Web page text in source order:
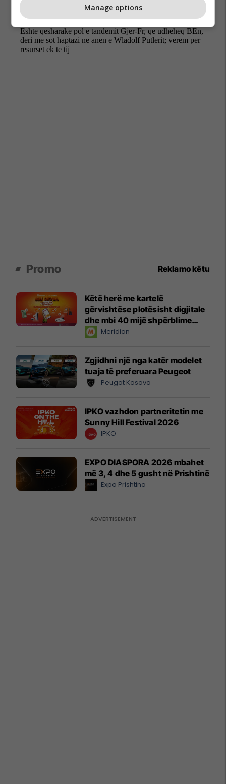
Promo Reklamo këtu
Këtë herë me kartelë
gërvishtëse plotësisht digjitale
dhe mbi 40 mijë shpërblime
instant!Meridian
Zgjidhni një nga katër modelet
tuaja të preferuara Peugeot
Peugot Kosova
IPKO vazhdon partneritetin me
Sunny Hill Festival 2026
IPKO
EXPO DIASPORA 2026 mbahet
më 3, 4 dhe 5 gusht në Prishtinë
Expo Prishtina
Manage options